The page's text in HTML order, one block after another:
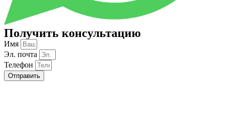
Получить консультацию
Имя
Эл. почта
Телефон
Отправить